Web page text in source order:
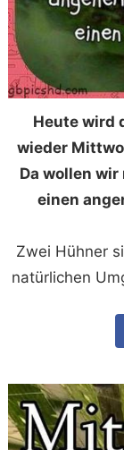
Heute wird
wieder
Da wollen
einen
Zwei Hühner
natürlichen